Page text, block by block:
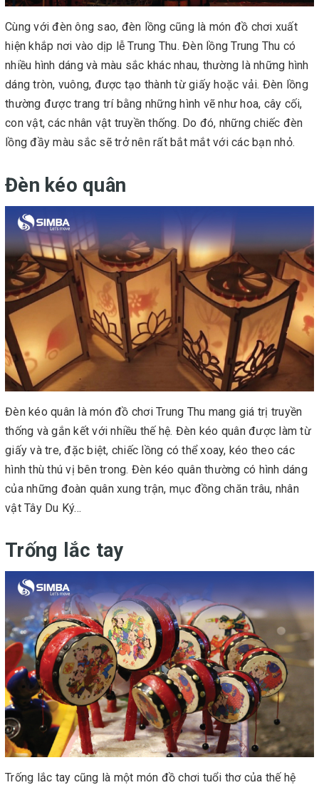
Cùng với đèn ông sao, đèn lồng cũng là món đồ chơi xuất
hiện khắp nơi vào dịp lễ Trung Thu. Đèn lồng Trung Thu có
nhiều hình dáng và màu sắc khác nhau, thường là những hình
dáng tròn, vuông, được tạo thành từ giấy hoặc vải. Đèn lồng
thường được trang trí bằng những hình vẽ như hoa, cây cối,
con vật, các nhân vật truyền thống. Do đó, những chiếc đèn
lồng đầy màu sắc sẽ trở nên rất bắt mắt với các bạn nhỏ.
Đèn kéo quân
Đèn kéo quân là món đồ chơi Trung Thu mang giá trị truyền
thống và gắn kết với nhiều thế hệ. Đèn kéo quân được làm từ
giấy và tre, đặc biệt, chiếc lồng có thể xoay, kéo theo các
hình thù thú vị bên trong. Đèn kéo quân thường có hình dáng
của những đoàn quân xung trận, mục đồng chăn trâu, nhân
vật Tây Du Ký...
Trống lắc tay
Trống lắc tay cũng là một món đồ chơi tuổi thơ của thế hệ